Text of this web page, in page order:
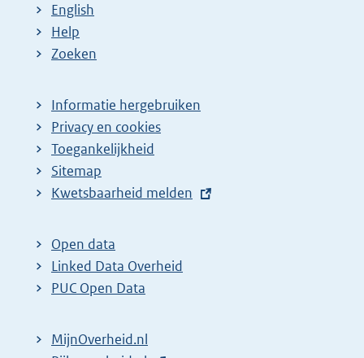
English
Help
Zoeken
Informatie hergebruiken
Privacy en cookies
Toegankelijkheid
Sitemap
E
t
e
r
l
Kwetsbaarheid melden
Open data
Linked Data Overheid
PUC Open Data
MijnOverheid.nl